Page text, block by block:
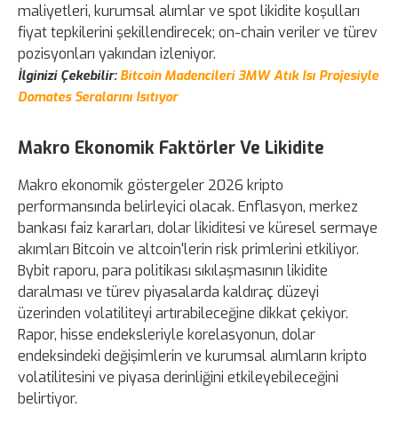
maliyetleri, kurumsal alımlar ve spot likidite koşulları
fiyat tepkilerini şekillendirecek; on-chain veriler ve türev
pozisyonları yakından izleniyor.
İlginizi Çekebilir: Bitcoin Madencileri 3MW Atık Isı Projesiyle
Domates Seralarını Isıtıyor
Makro Ekonomik Faktörler Ve Likidite
Makro ekonomik göstergeler 2026 kripto
performansında belirleyici olacak. Enflasyon, merkez
bankası faiz kararları, dolar likiditesi ve küresel sermaye
akımları Bitcoin ve altcoin'lerin risk primlerini etkiliyor.
Bybit raporu, para politikası sıkılaşmasının likidite
daralması ve türev piyasalarda kaldıraç düzeyi
üzerinden volatiliteyi artırabileceğine dikkat çekiyor.
Rapor, hisse endeksleriyle korelasyonun, dolar
endeksindeki değişimlerin ve kurumsal alımların kripto
volatilitesini ve piyasa derinliğini etkileyebileceğini
belirtiyor.